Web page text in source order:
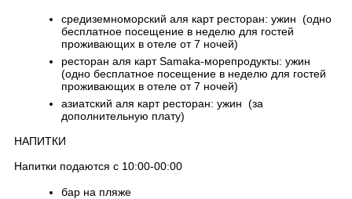
средиземноморский аля карт ресторан: ужин (одно
бесплатное посещение в неделю для гостей
проживающих в отеле от 7 ночей)
ресторан аля карт Samaka-морепродукты: ужин
(одно бесплатное посещение в неделю для гостей
проживающих в отеле от 7 ночей)
азиатский аля карт ресторан: ужин (за
дополнительную плату)
НАПИТКИ
Напитки подаются с 10:00-00:00
бар на пляже